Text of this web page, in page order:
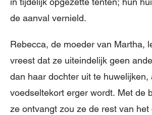
de aanval vernield.
Rebecca, de moeder van Martha,
vreest dat ze uiteindelijk geen
dan haar dochter uit te huwelijken,
voedseltekort erger wordt. Met de
ze ontvangt zou ze de rest van het